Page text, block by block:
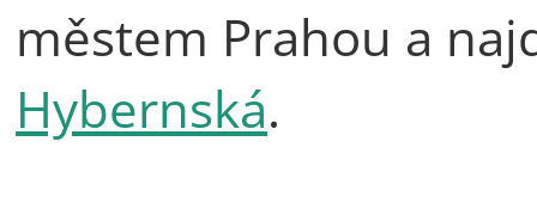
městem Prahou a
Hybernská.